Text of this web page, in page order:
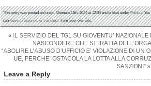
This entry was posted on lunedì, Gennaio 15th, 2024 at 12:34 and is filed underPolitica.
canleave a response, ortrackbackfrom your own site.
«
IL SERVIZIO DEL TG1 SU GIOVENTU’
NASCONDERE CHE SI TRATTA
“ABOLIRE L’ABUSO D’UFFICIO E’ VIOLAZIONE DI
UE, PERCHE’ OSTACOLA LA LOTTA ALLA
SANZIONI” »
Leave a Reply